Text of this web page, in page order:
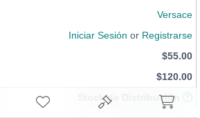
Versace
Iniciar Sesión or Registrarse
$55.00
$120.00
Stock de Distribución